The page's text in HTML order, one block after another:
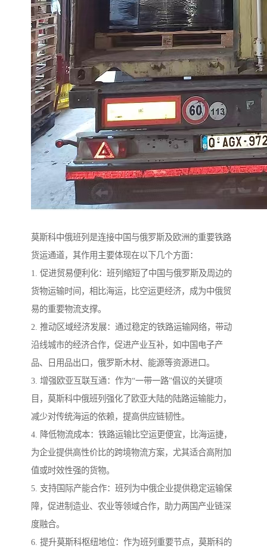
莫斯科中俄班列是连接中国与俄罗斯及欧洲的重要铁路
货运通道，其作用主要体现在以下几个方面：
1. 促进贸易便利化：班列缩短了中国与俄罗斯及周边的
货物运输时间，相比海运，比空运更经济，成为中俄贸
易的重要物流支撑。
2. 推动区域经济发展：通过稳定的铁路运输网络，带动
沿线城市的经济合作，促进产业互补，如中国电子产
品、日用品出口，俄罗斯木材、能源等资源进口。
3. 增强欧亚互联互通：作为“一带一路”倡议的关键项
目，莫斯科中俄班列强化了欧亚大陆的陆路运输能力，
减少对传统海运的依赖，提高供应链韧性。
4. 降低物流成本：铁路运输比空运更便宜，比海运捷，
为企业提供高性价比的跨境物流方案，尤其适合高附加
值或时效性强的货物。
5. 支持国际产能合作：班列为中俄企业提供稳定运输保
障，促进制造业、农业等领域合作，助力两国产业链深
度融合。
6. 提升莫斯科枢纽地位：作为班列重要节点，莫斯科的